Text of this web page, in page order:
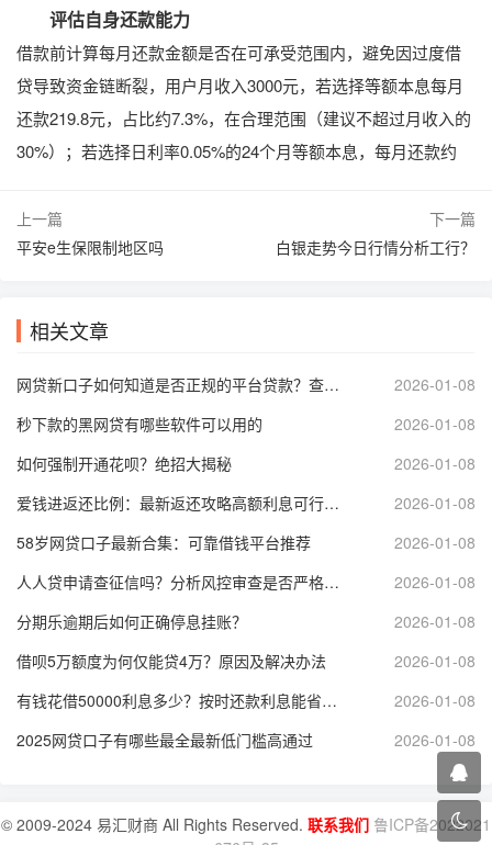
评估自身还款能力
借款前计算每月还款金额是否在可承受范围内，避免因过度借
贷导致资金链断裂，用户月收入3000元，若选择等额本息每月
还款219.8元，占比约7.3%，在合理范围（建议不超过月收入的
30%）；若选择日利率0.05%的24个月等额本息，每月还款约
上一篇
平安e生保限制地区吗
下一篇
白银走势今日行情分析工行？
相关文章
网贷新口子如何知道是否正规的平台贷款？查询资质、看评分，安心借款
2026-01-08
秒下款的黑网贷有哪些软件可以用的
2026-01-08
如何强制开通花呗？绝招大揭秘
2026-01-08
爱钱进返还比例：最新返还攻略高额利息可行吗？
2026-01-08
58岁网贷口子最新合集：可靠借钱平台推荐
2026-01-08
人人贷申请查征信吗？分析风控审查是否严格影响借款
2026-01-08
分期乐逾期后如何正确停息挂账？
2026-01-08
借呗5万额度为何仅能贷4万？原因及解决办法
2026-01-08
有钱花借50000利息多少？按时还款利息能省多少？
2026-01-08
2025网贷口子有哪些最全最新低门槛高通过
2026-01-08
© 2009-2024 易汇财商 All Rights Reserved. 联系我们 鲁ICP备2022021